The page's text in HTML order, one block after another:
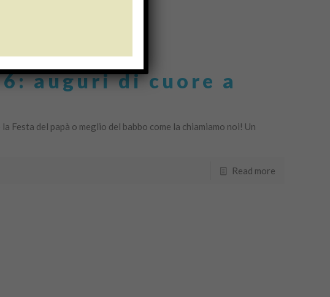
auguri di cuore a
Festa del papà o meglio del babbo come la chiamiamo noi! Un
Read more